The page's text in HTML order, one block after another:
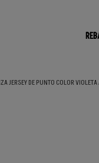
JERSEY DE PUNTO COLOR